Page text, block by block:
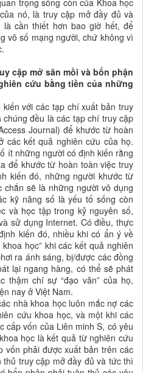
trọng sống còn của Khoa học
nó, là truy cập mở đầy đủ và
cần thiết hơn bao giờ hết, để
vô số mạng người, chứ không vì
cập mở săn mồi và bổn phận
cứu bằng tiền của những
kiến với các tạp chí xuất bản truy
đều là các tạp chí truy cập
Journal) để khước từ hoàn
các kết quả nghiên cứu của họ.
ít những người có định kiến rằng
để khước từ hoàn toàn việc truy
kiến đó, những người khước từ
sẽ là những người vô dụng
kỹ năng số là yếu tố sống còn
và học tập trong kỷ nguyên số,
sử dụng Internet. Có điều, thực
kiến đó, nhiều khi có ẩn ý về
học” khi các kết quả nghiên
ra ánh sáng, bị/được các đồng
lại ngang hàng, có thể sẽ phát
thậm chí sự “đạo văn” của họ,
nay ở Việt Nam.
nhà khoa học luôn mắc nợ các
cứu khoa học, và một khi các
cấp vốn của Liên minh S, có yêu
khoa học là kết quả từ nghiên cứu
vốn phải được xuất bản trên các
truy cập mở đầy đủ và tức thì